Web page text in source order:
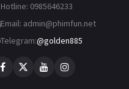
Hotline: 0985646233
Email: admin@phimfun.net
Telegram:@golden885